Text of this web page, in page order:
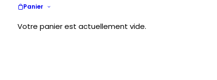
Panier
Votre panier est actuellement vide.